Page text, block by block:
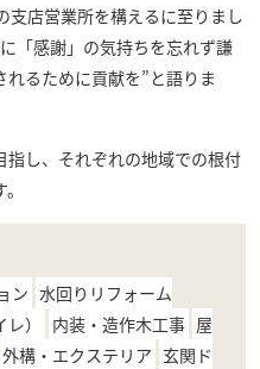
支店営業所を構えるに至りまし
「感謝」の気持ちを忘れず謙
るために貢献を”と語りま
指し、それぞれの地域での根付
ン 水回りリフォーム
）
内装・造作木工事 屋
外構・エクステリア 玄関ド